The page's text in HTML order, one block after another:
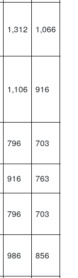
1,312 1,066
1,106 916
796 703
916 763
796 703
986 856